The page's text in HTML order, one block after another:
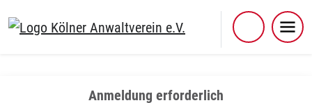
Anmeldung erforderlich